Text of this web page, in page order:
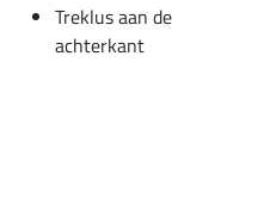
Treklus aan de
achterkant